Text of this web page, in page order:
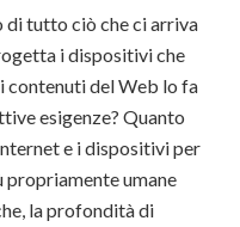
tutto ciò che ci arriva
i dispositivi che
contenuti del Web lo fa
esigenze? Quanto
e i dispositivi per
umane
la profondità di